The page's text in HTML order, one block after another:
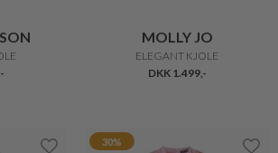
MOLLY JO
ELEGANT KJOLE
DKK 1.499,-
30%